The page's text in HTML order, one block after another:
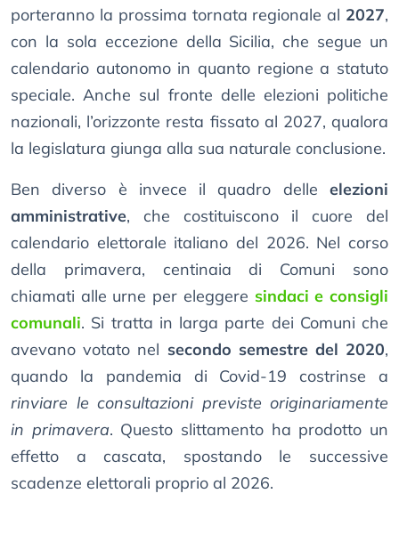
porteranno la prossima tornata regionale al 2027,
con la sola eccezione della Sicilia, che segue un
calendario autonomo in quanto regione a statuto
speciale. Anche sul fronte delle elezioni politiche
nazionali, l’orizzonte resta fissato al 2027, qualora
la legislatura giunga alla sua naturale conclusione.
Ben diverso è invece il quadro delle elezioni
amministrative, che costituiscono il cuore del
calendario elettorale italiano del 2026. Nel corso
della primavera, centinaia di Comuni sono
chiamati alle urne per eleggere sindaci e consigli
comunali. Si tratta in larga parte dei Comuni che
avevano votato nel secondo semestre del 2020,
quando la pandemia di Covid-19 costrinse a
rinviare le consultazioni previste originariamente
in primavera. Questo slittamento ha prodotto un
effetto a cascata, spostando le successive
scadenze elettorali proprio al 2026.